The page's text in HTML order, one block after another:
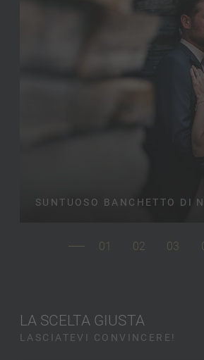
SUNTUOSO BANCHETTO DI
01 02 03
LA SCELTA GIUSTA
LASCIATEVI CONVINCERE!